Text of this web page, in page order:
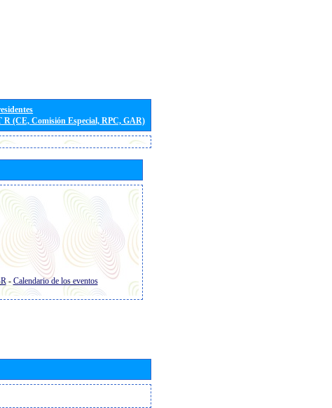
R (CE, Comisión Especial, RPC, GAR)
- Calendario de los eventos